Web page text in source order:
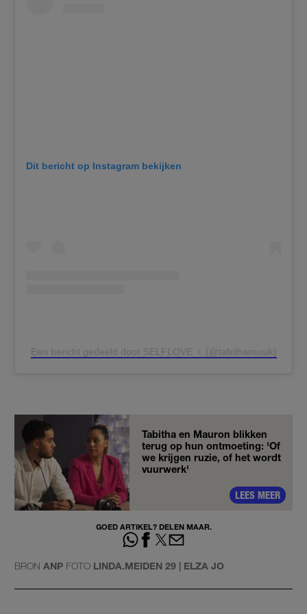
Dit bericht op Instagram bekijken
Een bericht gedeeld door SELFLOVE ♀ (@tabithamusik)
Tabitha en Mauron blikken
terug op hun ontmoeting: 'Of
we krijgen ruzie, of het wordt
vuurwerk'
LEES MEER
GOED ARTIKEL? DELEN MAAR.
BRON ANP FOTO LINDA.MEIDEN 29 | ELZA JO